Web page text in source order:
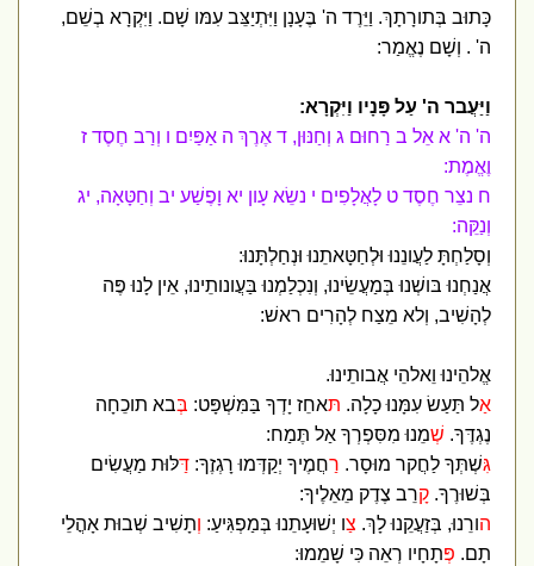
כָּתוּב בְּתורָתָךְ. וַיֵּרֶד ה' בֶּעָנָן וַיִּתְיַצֵּב עִמּו שָׁם. וַיִּקְרָא בְשֵׁם,
ה' . וְשָׁם נֶאֱמַר:
וַיַּעֲבר ה' עַל פָּנָיו וַיִּקְרָא:
ה' ה' א אֵל ב רַחוּם ג וְחַנּוּן, ד אֶרֶךְ ה אַפַּיִם ו וְרַב חֶסֶד ז
וֶאֱמֶת:
ח נצֵר חֶסֶד ט לָאֲלָפִים י נשֵׂא עָון יא וָפֶשַׁע יב וְחַטָּאָה, יג
וְנַקֵּה:
וְסָלַחְתָּ לַעֲונֵנוּ וּלְחַטָּאתֵנוּ וּנְחַלְתָּנוּ:
אֲנַחְנוּ בּושְׁנוּ בְּמַעֲשֵׂינוּ, וְנִכְלַמְנוּ בַּעֲונותֵינוּ, אֵין לָנוּ פֶּה
לְהָשִׁיב, וְלא מֵצַח לְהָרִים ראשׁ:
אֱלהֵינוּ וֵאלהֵי אֲבותֵינוּ.
ל תַּעַשׂ עִמָּנוּ כָלָה.ת ּאחֵז יָדְךָ בַּמִּשְׁפָּט:ב ְּבא תוכֵחָה
נֶגְדֶּךָ.ש ְׁמֵנוּ מִסִּפְרְךָ אַל תֶּמַח:
שְׁתְּךָ לַחֲקר מוּסָר.רַחֲמֶיךָ יְקַדְּמוּ רָגְזֶךָ:דַּלּוּת מַעֲשִׂים
בְּשׁוּרֶךָ.קָרֵב צֶדֶק מֵאֵלֶיךָ:
ורֵנוּ, בְּזַעֲקֵנוּ לָךְ.צַו יְשׁוּעָתֵנוּ בְּמַפְגִּיעַ:וְתָשִׁיב שְׁבוּת אָהֳלֵי
תָם.פ ְּתָחָיו רְאֵה כִּי שָׁמֵמוּ: